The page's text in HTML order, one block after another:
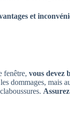
et
fenêtre, vous devez
dommages, mais